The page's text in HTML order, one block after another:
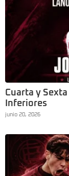
Cuarta y
Inferiores
junio 20, 2026